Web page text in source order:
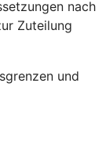
nach
Zuteilung
und